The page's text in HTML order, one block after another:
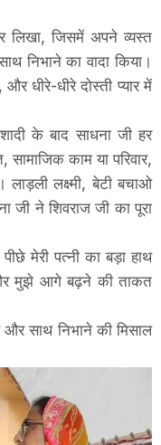
लिखा, जिसमें अपने व्यस्त
निभाने का वादा किया।
धीरे-धीरे दोस्ती प्यार में
के बाद साधना जी हर
काम या परिवार,
लक्ष्मी, बेटी बचाओ
जी ने शिवराज जी का पूरा
मेरी पत्नी का बड़ा हाथ
मुझे आगे बढ़ने की ताकत
और साथ निभाने की मिसाल